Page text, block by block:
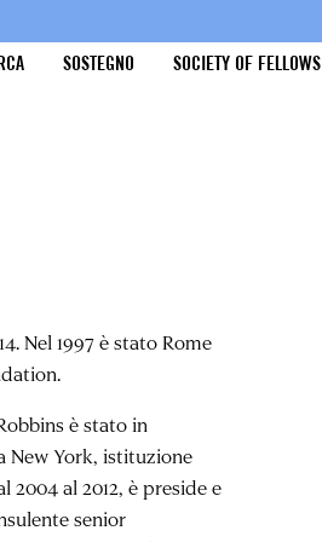
SOSTEGNO SOCIETY OF FELLOWS
Nel 1997 è stato Rome
è stato in
New York, istituzione
al 2012, è preside e
senior